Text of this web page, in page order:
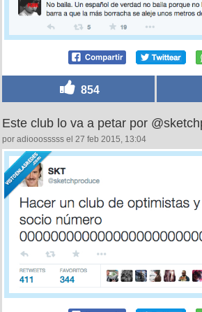
854
Este club lo va a petar por
por adiooosssss el 27 feb 2015, 13:04